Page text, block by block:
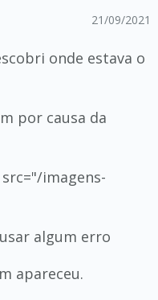
21/09/2021
onde estava o
por causa da
imagens-
algum erro
apareceu.